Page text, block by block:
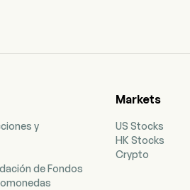
y
de Fondos
Markets
US Stocks
HK Stocks
Crypto